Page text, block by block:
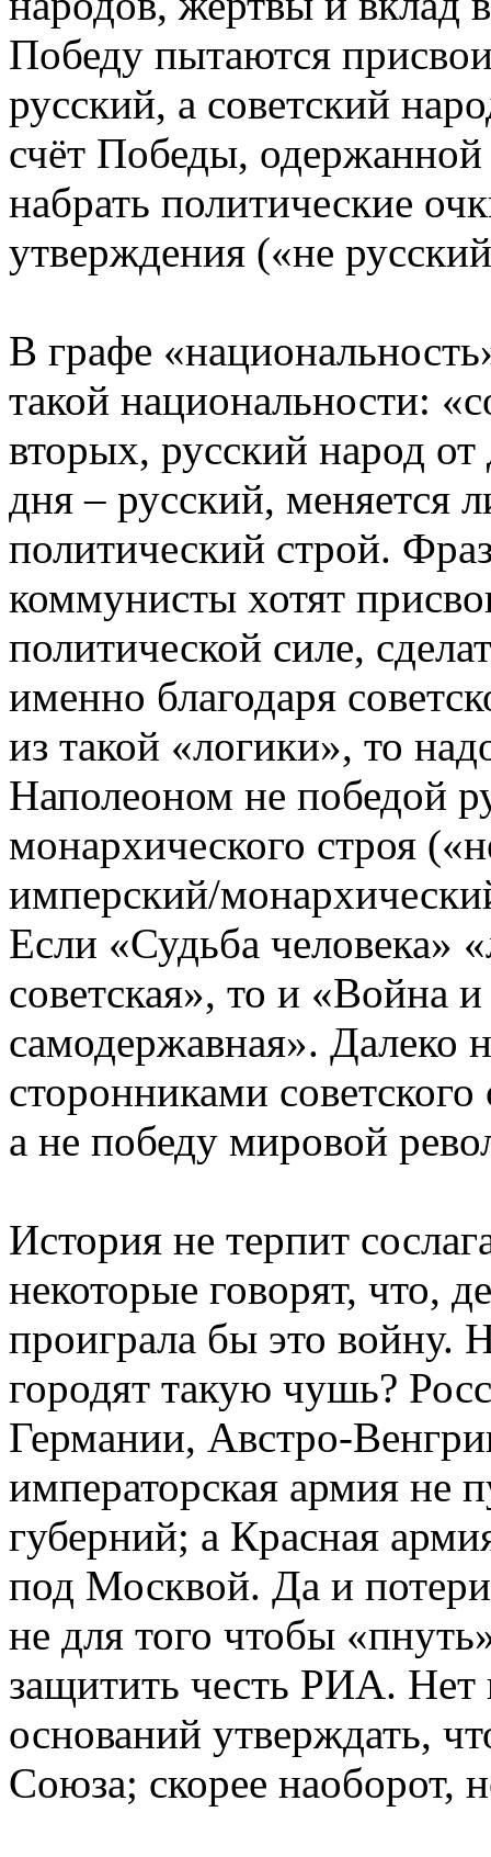
Победу пытаются
русский, а советский
счёт Победы, одержанной
набрать политические
утверждения («не
В графе
такой национальности:
вторых, русский народ
дня – русский, меняется
политический строй.
коммунисты хотят
политической силе,
именно благодаря
из такой «логики», то
Наполеоном не победой
монархического строя
имперский/
Если «Судьба человека»
советская», то и «Война
самодержавная». Далеко
сторонниками
а не победу мировой
История не терпит
некоторые говорят, что,
проиграла бы это войну.
городят такую чушь?
Германии, Австро-
императорская армия не
губерний; а Красная
под Москвой. Да и
не для того чтобы
защитить честь РИА. Нет
оснований утверждать,
Союза; скорее наоборот,